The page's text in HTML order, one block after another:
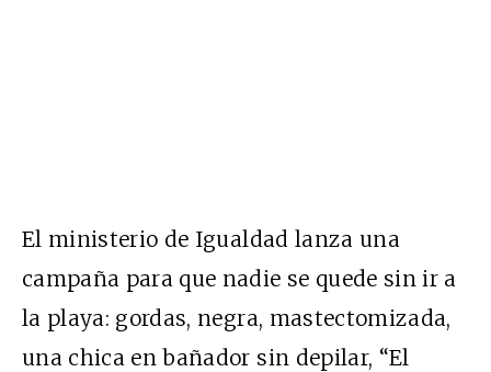
El ministerio de Igualdad lanza una
campaña para que nadie se quede sin ir a
la playa: gordas, negra, mastectomizada,
una chica en bañador sin depilar, “El